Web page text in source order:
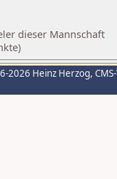
dieser Mannschaft
2026 Heinz Herzog,